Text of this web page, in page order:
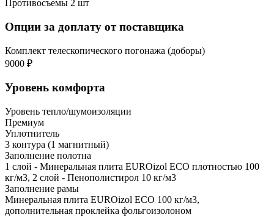
Противосъемы 2 шт
Опции за доплату от поставщика
Комплект телескопического погонажа (доборы)
9000 ₽
Уровень комфорта
Уровень тепло/шумоизоляции
Премиум
Уплотнитель
3 контура (1 магнитный)
Заполнение полотна
1 слой - Минеральная плита EUROizol ECO плотностью 100
кг/м3, 2 слой - Пенополистирол 10 кг/м3
Заполнение рамы
Минеральная плита EUROizol ECO 100 кг/м3,
дополнительная проклейка фольгоизолоном